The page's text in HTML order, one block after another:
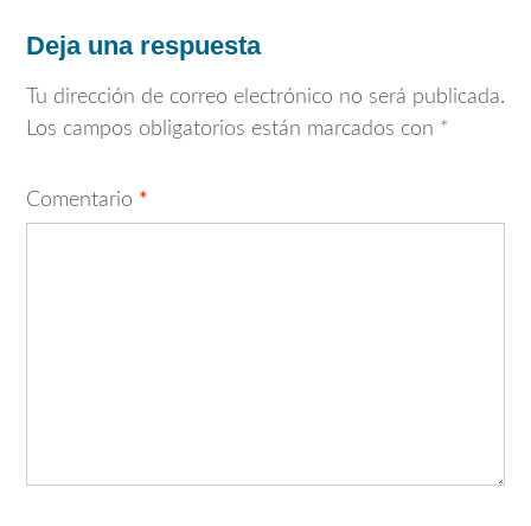
Deja una respuesta
Tu dirección de correo electrónico no será publicada.
Los campos obligatorios están marcados con *
Comentario *